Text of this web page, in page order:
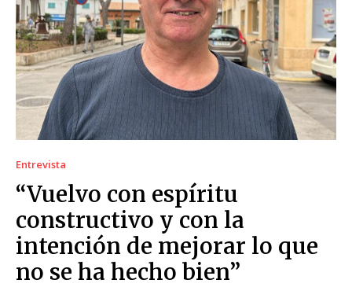
Entrevista
“Vuelvo con espíritu
constructivo y con la
intención de mejorar lo que
no se ha hecho bien”